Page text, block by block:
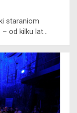
staraniom
– od kilku lat…